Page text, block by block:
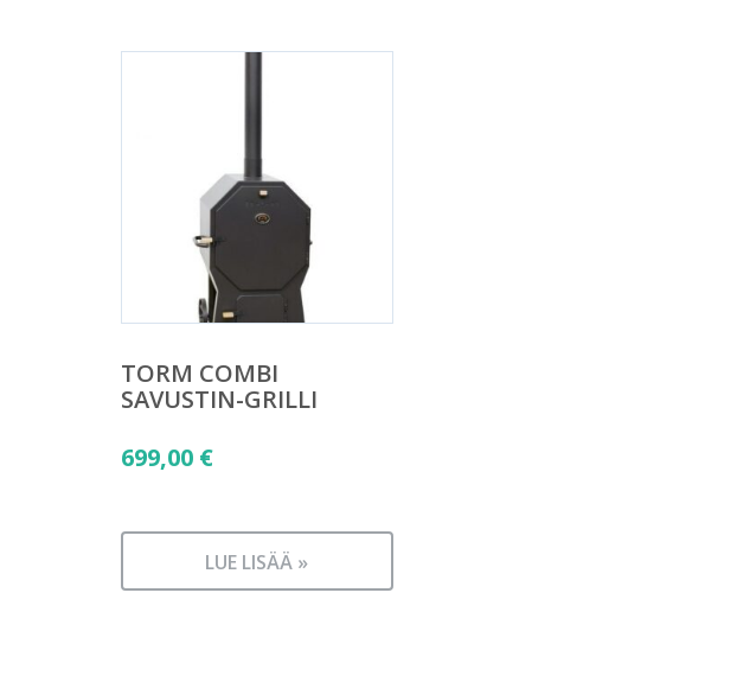
TORM COMBI
SAVUSTIN-GRILLI
699,00 €
LUE LISÄÄ »